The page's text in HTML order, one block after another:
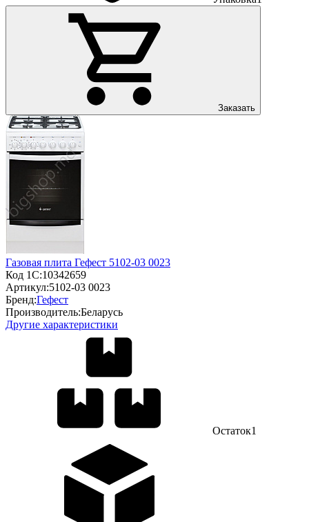
Заказать
Газовая плита Гефест 5102-03 0023
Код 1С:10342659
Артикул:5102-03 0023
Бренд:Гефест
Производитель:Беларусь
Другие характеристики
Остаток1